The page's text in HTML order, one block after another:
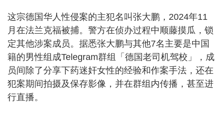
这宗德国华人性侵案的主犯名叫张大鹏，2024年11
月在法兰克福被捕。警方在侦办过程中顺藤摸瓜，锁
定其他涉案成员。据悉张大鹏与其他7名主要是中国
籍的男性组成Telegram群组「德国老司机驾校」，成
员间除了分享下药迷奸女性的经验和作案手法，还在
犯案期间拍摄及保存影像，并在群组内传播，甚至进
行直播。